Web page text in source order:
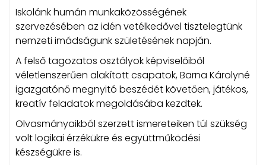
Iskolánk humán munkaközösségének
szervezésében az idén vetélkedővel tisztelegtünk
nemzeti imádságunk születésének napján.
A felső tagozatos osztályok képviselőiből
véletlenszerűen alakított csapatok, Barna Károlyné
igazgatónő megnyitó beszédét követően, játékos,
kreatív feladatok megoldásába kezdtek.
Olvasmányaikból szerzett ismereteiken túl szükség
volt logikai érzékükre és együttműködési
készségükre is.